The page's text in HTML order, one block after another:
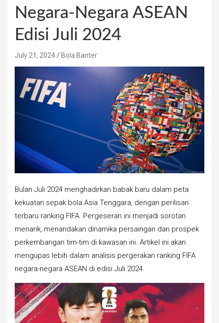
Negara-Negara ASEAN
Edisi Juli 2024
July 21, 2024 Bola Banter
Bulan Juli 2024 menghadirkan babak baru dalam peta
kekuatan sepak bola Asia Tenggara, dengan perilisan
terbaru ranking FIFA. Pergeseran ini menjadi sorotan
menarik, menandakan dinamika persaingan dan prospek
perkembangan tim-tim di kawasan ini. Artikel ini akan
mengupas lebih dalam analisis pergerakan ranking FIFA
negara-negara ASEAN di edisi Juli 2024.